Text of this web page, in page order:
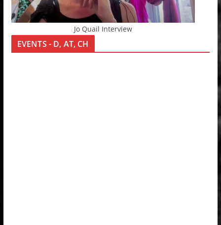
Jo Quail Interview
EVENTS - D, AT, CH